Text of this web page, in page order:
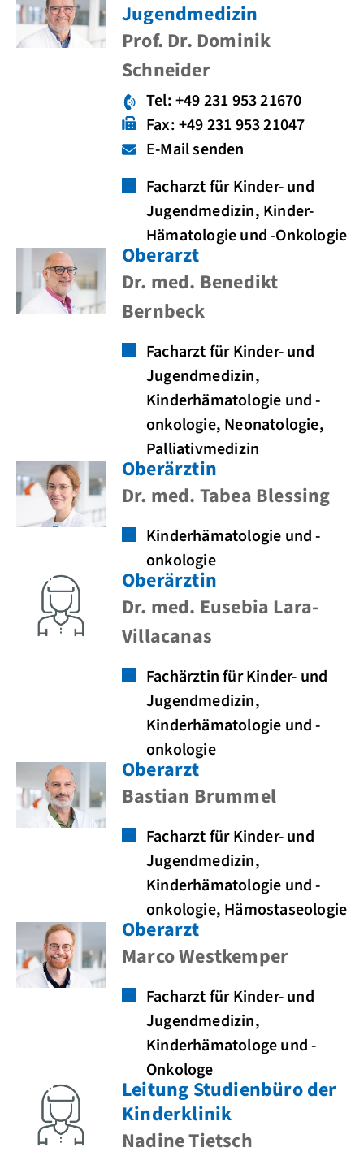
Jugendmedizin
Prof. Dr. Dominik
Schneider
Tel: +49 231 953 21670
Fax: +49 231 953 21047
E-Mail senden
Facharzt für Kinder- und
Jugendmedizin, Kinder-
Hämatologie und -Onkologie
Oberarzt
Dr. med. Benedikt
Bernbeck
Facharzt für Kinder- und
Jugendmedizin,
Kinderhämatologie und -
onkologie, Neonatologie,
Palliativmedizin
Oberärztin
Dr. med. Tabea Blessing
Kinderhämatologie und -
onkologie
Oberärztin
Dr. med. Eusebia Lara-
Villacanas
Fachärztin für Kinder- und
Jugendmedizin,
Kinderhämatologie und -
onkologie
Oberarzt
Bastian Brummel
Facharzt für Kinder- und
Jugendmedizin,
Kinderhämatologie und -
onkologie, Hämostaseologie
Oberarzt
Marco Westkemper
Facharzt für Kinder- und
Jugendmedizin,
Kinderhämatologe und -
Onkologe
Leitung Studienbüro der
Kinderklinik
Nadine Tietsch